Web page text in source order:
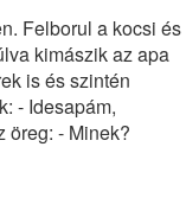
Felborul a kocsi és
kimászik az apa
is és szintén
- Idesapám,
öreg: - Minek?